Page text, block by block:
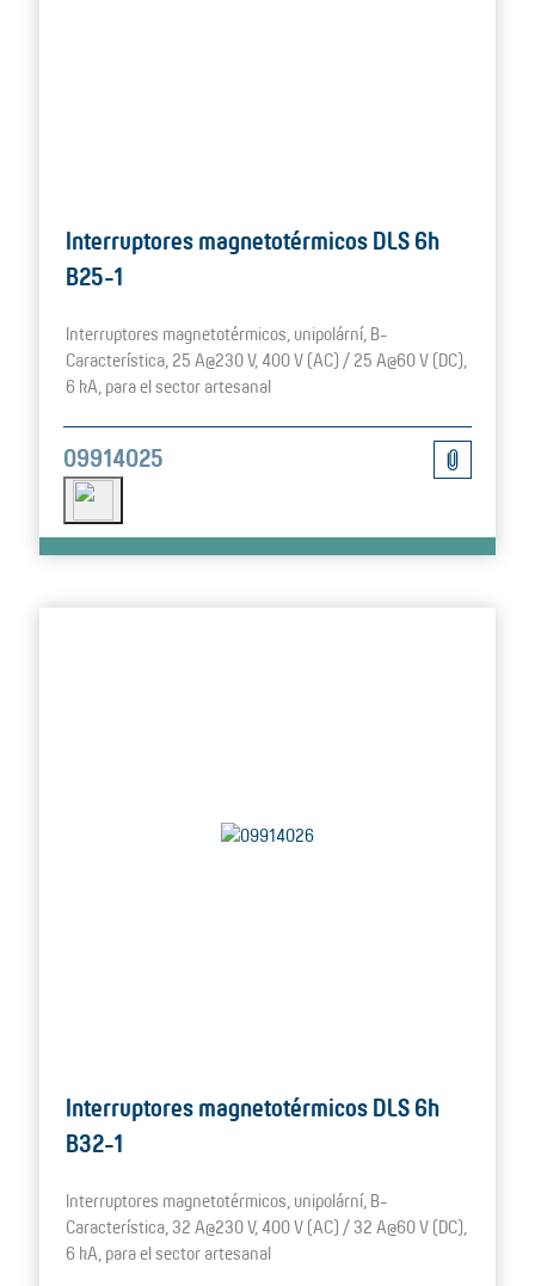
Interruptores magnetotérmicos DLS 6h
B25-1
Interruptores magnetotérmicos, unipolární, B-
Característica, 25 A@230 V, 400 V (AC) / 25 A@60 V (DC),
6 kA, para el sector artesanal
09914025
Interruptores magnetotérmicos DLS 6h
B32-1
Interruptores magnetotérmicos, unipolární, B-
Característica, 32 A@230 V, 400 V (AC) / 32 A@60 V (DC),
6 kA, para el sector artesanal